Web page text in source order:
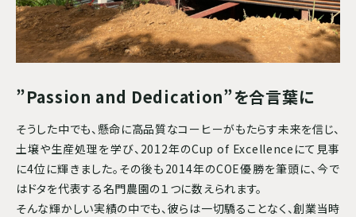
”Passion and Dedication”を合言葉に
そうした中でも、懸命に高品質なコーヒーがもたらす未来を信じ、
土壌や生産処理を学び、2012年のCup of Excellenceにて見事
に4位に輝きました。その後も2014年のCOE優勝を筆頭に、今で
はドタを代表する名門農園の１つに数えられます。
そんな輝かしい実績の中でも、彼らは一切驕ることなく、創業当時